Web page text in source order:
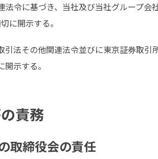
令に基づき、当社及び当社グループ会
に開示する。
引法その他関連法令並びに東京証券取
示する。
責務
取締役会の責任